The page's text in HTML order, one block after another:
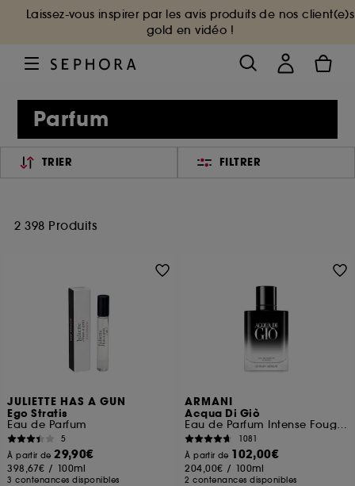
Laissez-vous inspirer par les avis produits de nos client(e)s
gold en vidéo !
Parfum
TRIER FILTRER
2 398 Produits
JULIETTE HAS A GUN
Ego Stratis
Eau de Parfum
5
À partir de29,90€
398,67€ / 100ml
3 contenances disponibles
ARMANI
Acqua Di Giò
Eau de Parfum Intense Fougère Aquatique Fruitée
1081
À partir de 102,00€
204,00€ / 100ml
2 contenances disponibles